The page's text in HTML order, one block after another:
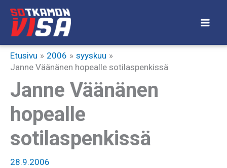
Siirry
sisältöön
Etusivu 2006
syyskuu
Janne Väänänen hopealle sotilaspenkissä
Janne Väänänen
hopealle
sotilaspenkissä
28.9.2006